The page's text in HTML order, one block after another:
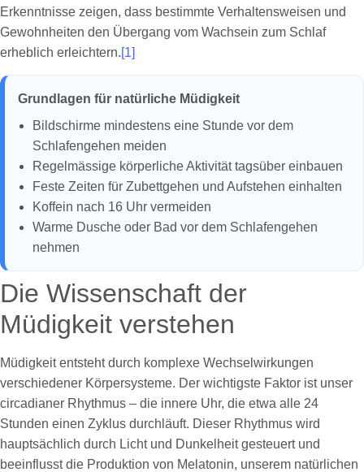
Erkenntnisse zeigen, dass bestimmte Verhaltensweisen und
Gewohnheiten den Übergang vom Wachsein zum Schlaf
erheblich erleichtern.[1]
Grundlagen für natürliche Müdigkeit
Bildschirme mindestens eine Stunde vor dem
Schlafengehen meiden
Regelmässige körperliche Aktivität tagsüber einbauen
Feste Zeiten für Zubettgehen und Aufstehen einhalten
Koffein nach 16 Uhr vermeiden
Warme Dusche oder Bad vor dem Schlafengehen
nehmen
Die Wissenschaft der
Müdigkeit verstehen
Müdigkeit entsteht durch komplexe Wechselwirkungen
verschiedener Körpersysteme. Der wichtigste Faktor ist unser
circadianer Rhythmus – die innere Uhr, die etwa alle 24
Stunden einen Zyklus durchläuft. Dieser Rhythmus wird
hauptsächlich durch Licht und Dunkelheit gesteuert und
beeinflusst die Produktion von Melatonin, unserem natürlichen